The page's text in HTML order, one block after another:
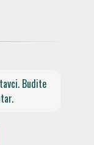
Budite